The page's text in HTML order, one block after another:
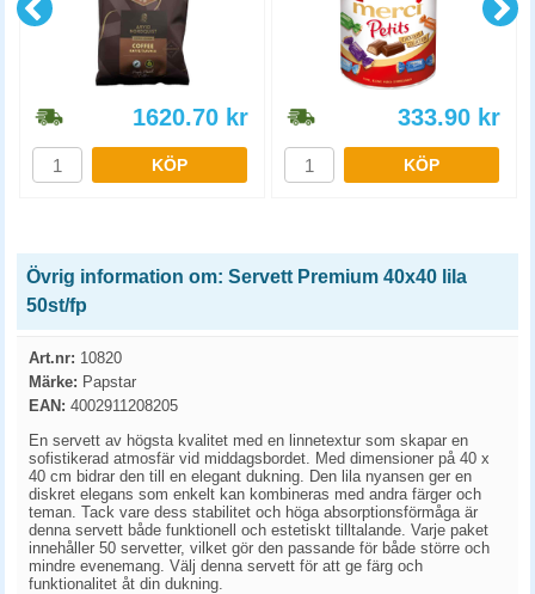
1620.70 kr
KÖP
333.90 kr
KÖP
Övrig information om: Servett Premium 40x40 lila
50st/fp
Art.nr: 10820
Märke: Papstar
EAN: 4002911208205
En servett av högsta kvalitet med en linnetextur som skapar en
sofistikerad atmosfär vid middagsbordet. Med dimensioner på 40 x
40 cm bidrar den till en elegant dukning. Den lila nyansen ger en
diskret elegans som enkelt kan kombineras med andra färger och
teman. Tack vare dess stabilitet och höga absorptionsförmåga är
denna servett både funktionell och estetiskt tilltalande. Varje paket
innehåller 50 servetter, vilket gör den passande för både större och
mindre evenemang. Välj denna servett för att ge färg och
funktionalitet åt din dukning.